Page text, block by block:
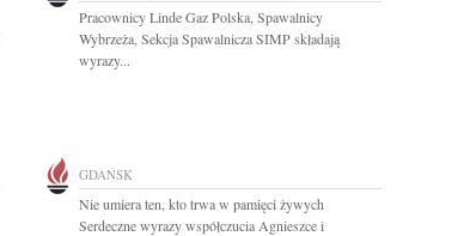
Pracownicy Linde Gaz Polska, Spawalnicy
Wybrzeża, Sekcja Spawalnicza SIMP składają
wyrazy...
GDAŃSK
Nie umiera ten, kto trwa w pamięci żywych
Serdeczne wyrazy współczucia Agnieszce i